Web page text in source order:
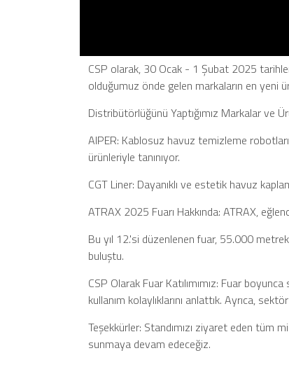
CSP olarak, 30 Ocak - 1 Şubat 2025
olduğumuz önde gelen markaların en yeni
Distribütörlüğünü Yaptığımız Markalar ve
AIPER: Kablosuz havuz temizleme
ürünleriyle tanınıyor.​
CGT Liner: Dayanıklı ve estetik havuz
ATRAX 2025 Fuarı Hakkında: ATRAX,
Bu yıl 12.'si düzenlenen fuar, 55.000
buluştu. ​
CSP Olarak Fuar Katılımımız: Fuar
kullanım kolaylıklarını anlattık. Ayrıca,
Teşekkürler: Standımızı ziyaret eden tüm
sunmaya devam edeceğiz.​